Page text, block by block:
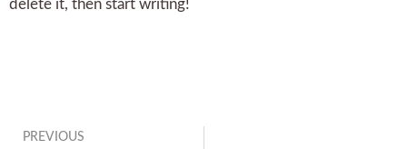
delete it, then start writing!
PREVIOUS